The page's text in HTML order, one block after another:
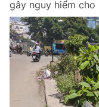
gây nguy hiểm cho